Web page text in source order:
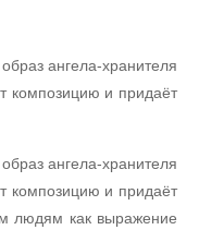
ангела-хранителя
композицию и придаёт
ангела-хранителя
композицию и придаёт
людям как выражение